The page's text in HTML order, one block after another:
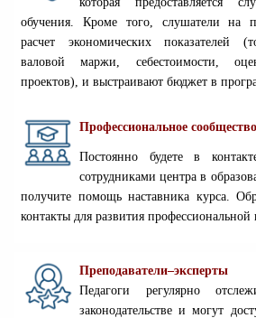
обучения. Кроме того, слушатели на
расчет экономических показателей
валовой маржи, себестоимости,
проектов), и выстраивают бюджет в
Профессиональное
Постоянно будете в
сотрудниками центра в
получите помощь наставника курса.
контакты для развития профессиональной
Преподаватели–эксперты
Педагоги регулярно
законодательстве и могут